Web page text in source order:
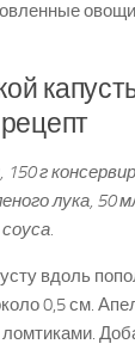
г
лука,
вдоль
0,5 см.